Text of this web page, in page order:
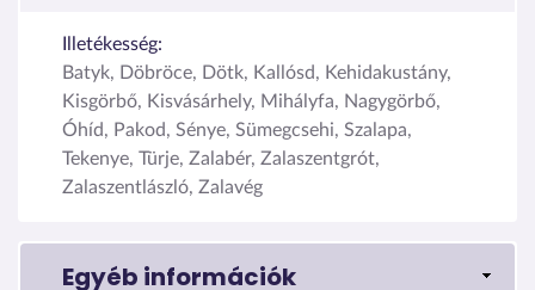
Illetékesség:
Batyk, Döbröce, Dötk, Kallósd, Kehidakustány,
Kisgörbő, Kisvásárhely, Mihályfa, Nagygörbő,
Óhíd, Pakod, Sénye, Sümegcsehi, Szalapa,
Tekenye, Türje, Zalabér, Zalaszentgrót,
Zalaszentlászló, Zalavég
Egyéb információk